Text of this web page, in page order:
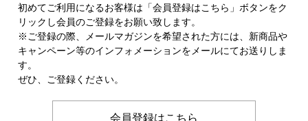
初めてご利用になるお客様は「会員登録はこちら」ボタンをク
リックし会員のご登録をお願い致します。
※ご登録の際、メールマガジンを希望された方には、新商品や
キャンペーン等のインフォメーションをメールにてお送りしま
す。
ぜひ、ご登録ください。